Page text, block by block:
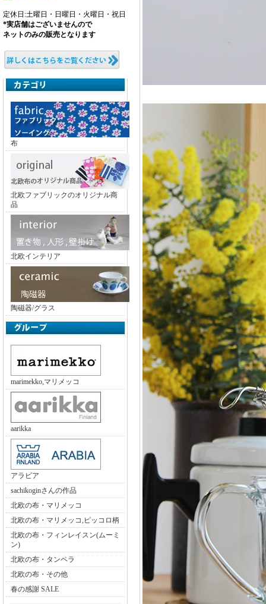
定休日:土曜日・日曜日・火曜日・祝日
*実店舗はございませんので
ネットのみの販売となります
布
北欧ファブリックのオリジナル商
品
北欧インテリア
陶磁器/グラス
marimekko,マリメッコ
aarikka
アラビア
sachikoginさんの作品
北欧の布・マリメッコ
北欧の布・マリメッコ,ピッコロ柄
北欧の布・フィンレイスン(ムーミ
ン)
北欧の布・タンペラ
北欧の布・その他
春の感謝 SALE